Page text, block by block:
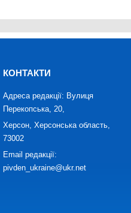
КОНТАКТИ
Адреса редакції: Вулиця
Перекопська, 20,
Херсон, Херсонська область,
73002
Email редакції:
pivden_ukraine@ukr.net